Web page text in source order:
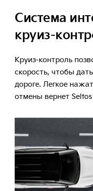
Система
круиз-
Круиз-контроль
скорость, чтобы
дороге. Легкое
отмены вернет